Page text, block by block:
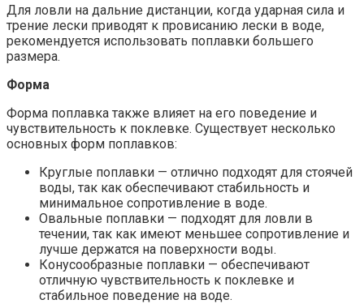
Для ловли на дальние дистанции, когда ударная сила и
трение лески приводят к провисанию лески в воде,
рекомендуется использовать поплавки большего
размера.
Форма
Форма поплавка также влияет на его поведение и
чувствительность к поклевке. Существует несколько
основных форм поплавков:
Круглые поплавки — отлично подходят для стоячей
воды, так как обеспечивают стабильность и
минимальное сопротивление в воде.
Овальные поплавки — подходят для ловли в
течении, так как имеют меньшее сопротивление и
лучше держатся на поверхности воды.
Конусообразные поплавки — обеспечивают
отличную чувствительность к поклевке и
стабильное поведение на воде.